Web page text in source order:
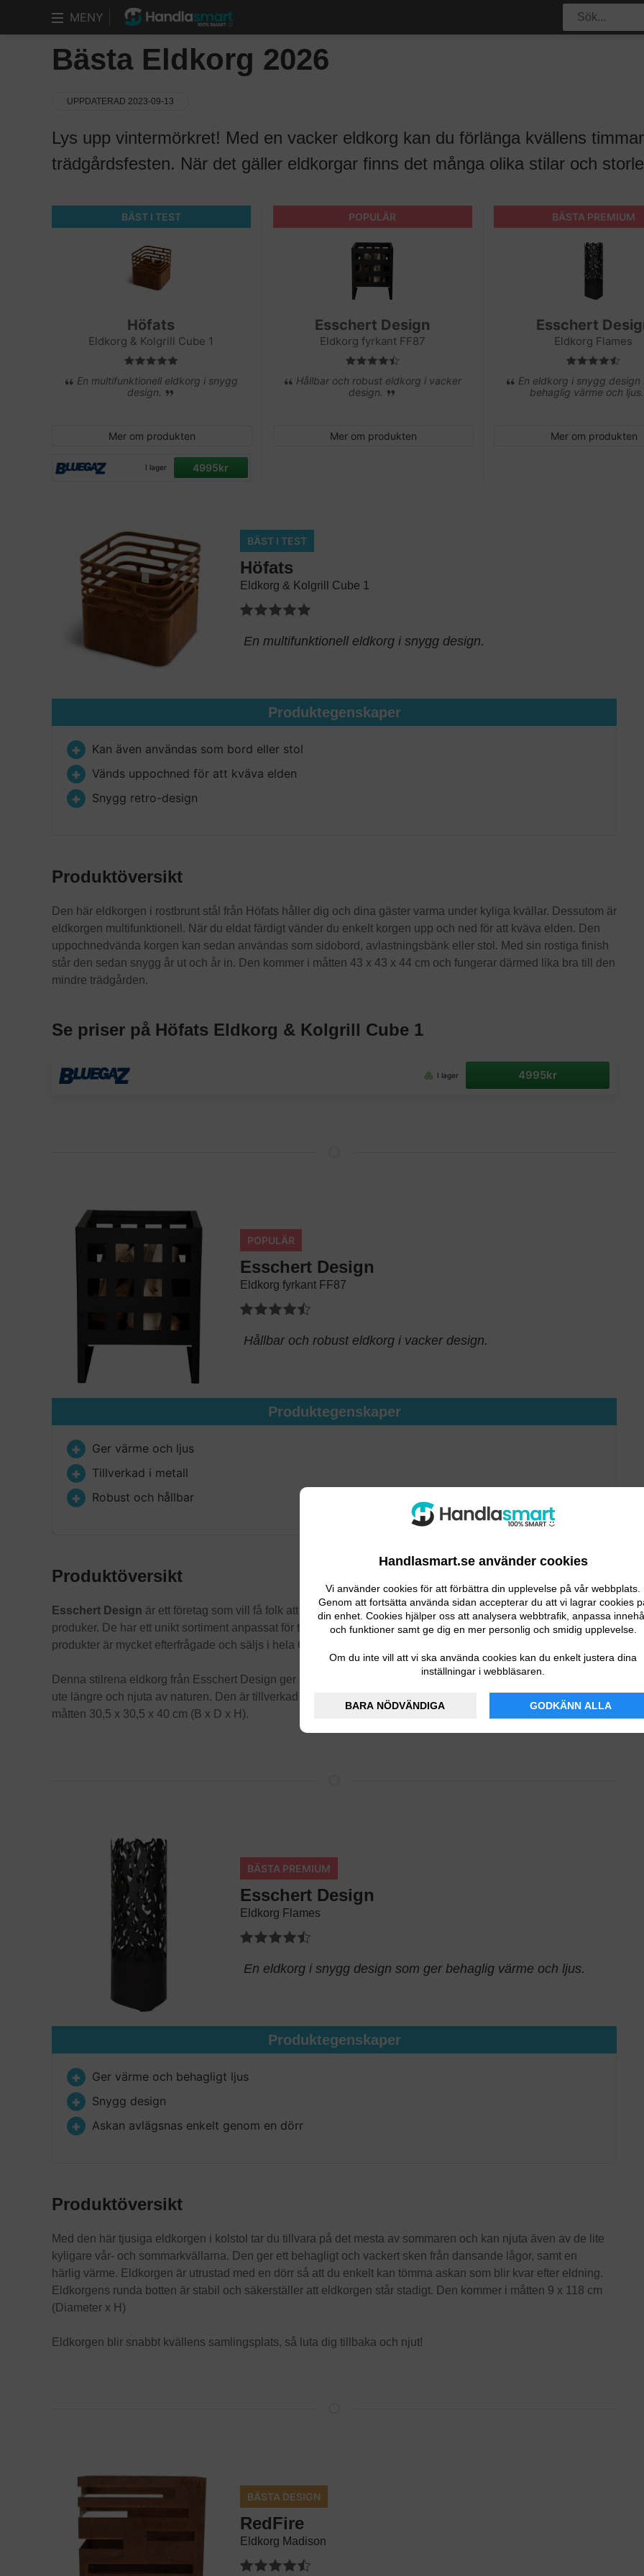
Handlasmart.se använder cookies
Vi använder cookies för att förbättra din upplevelse på vår webbplats.
Genom att fortsätta använda sidan accepterar du att vi lagrar cookies
din enhet. Cookies hjälper oss att analysera webbtrafik, anpassa
och funktioner samt ge dig en mer personlig och smidig upplevelse.
Om du inte vill att vi ska använda cookies kan du enkelt justera dina
inställningar i webbläsaren.
BARA NÖDVÄNDIGA GODKÄNN ALLA
MENY
Bästa Eldkorg 2026
UPPDATERAD 2023-09-13
Lys upp vintermörkret! Med en vacker eldkorg kan du förlänga kvällens
trädgårdsfesten. När det gäller eldkorgar finns det många olika stilar och
BÄST I TEST
Höfats
Eldkorg & Kolgrill Cube 1
En multifunktionell eldkorg i snygg
design.
Mer om produkten
I lager 4995kr
POPULÄR
Esschert Design
Eldkorg fyrkant FF87
Hållbar och robust eldkorg i vacker
design.
Mer om produkten
BÄSTA PREMIUM
Esschert
Eldkorg Flames
En eldkorg i snygg design
behaglig värme och
Mer om produkten
BÄST I TEST
Höfats
Eldkorg & Kolgrill Cube 1
En multifunktionell eldkorg i snygg design.
Produktegenskaper
Kan även användas som bord eller stol
Vänds uppochned för att kväva elden
Snygg retro-design
Produktöversikt
Den här eldkorgen i rostbrunt stål från Höfats håller dig och dina gäster varma under kyliga kvällar. Dessutom är
eldkorgen multifunktionell. När du eldat färdigt vänder du enkelt korgen upp och ned för att kväva elden. Den
uppochnedvända korgen kan sedan användas som sidobord, avlastningsbänk eller stol. Med sin rostiga finish
står den sedan snygg år ut och år in. Den kommer i måtten 43 x 43 x 44 cm och fungerar därmed lika bra till den
mindre trädgården.
Se priser på Höfats Eldkorg & Kolgrill Cube 1
I lager 4995kr
POPULÄR
Esschert Design
Eldkorg fyrkant FF87
Hållbar och robust eldkorg i vacker design.
Produktegenskaper
Ger värme och ljus
Tillverkad i metall
Robust och hållbar
Produktöversikt
Esschert Design är ett företag som vill få folk att njuta ännu mer av naturen och trädgården med hjälp av sina
produker. De har ett unikt sortiment anpassat för trädgården som är både funktionellt och/eller dekorativt. Deras
produkter är mycket efterfrågade och säljs i hela 65 länder.
Denna stilrena eldkorg från Esschert Design ger ett härligt ljus och värme på kvällen och gör att du kan stanna
ute längre och njuta av naturen. Den är tillverkad i metall vilket gör den hållbar och robust. Eldkorgen kommer i
måtten 30,5 x 30,5 x 40 cm (B x D x H).
BÄSTA PREMIUM
Esschert Design
Eldkorg Flames
En eldkorg i snygg design som ger behaglig värme och ljus.
Produktegenskaper
Ger värme och behagligt ljus
Snygg design
Askan avlägsnas enkelt genom en dörr
Produktöversikt
Med den här tjusiga eldkorgen i kolstol tar du tillvara på det mesta av sommaren och kan njuta även av de lite
kyligare vår- och sommarkvällarna. Den ger ett behagligt och vackert sken från dansande lågor, samt en
härlig värme. Eldkorgen är utrustad med en dörr så att du enkelt kan tömma askan som blir kvar efter eldning.
Eldkorgens runda botten är stabil och säkerställer att eldkorgen står stadigt. Den kommer i måtten 9 x 118 cm
(Diameter x H)
Eldkorgen blir snabbt kvällens samlingsplats, så luta dig tillbaka och njut!
BÄSTA DESIGN
RedFire
Eldkorg Madison